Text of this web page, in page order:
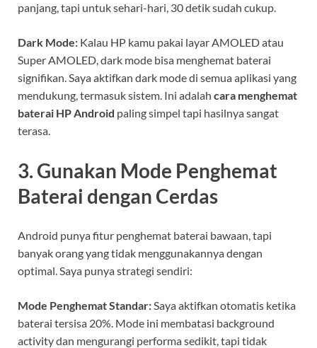
panjang, tapi untuk sehari-hari, 30 detik sudah cukup.
Dark Mode: Kalau HP kamu pakai layar AMOLED atau
Super AMOLED, dark mode bisa menghemat baterai
signifikan. Saya aktifkan dark mode di semua aplikasi yang
mendukung, termasuk sistem. Ini adalah cara menghemat
baterai HP Android paling simpel tapi hasilnya sangat
terasa.
3. Gunakan Mode Penghemat
Baterai dengan Cerdas
Android punya fitur penghemat baterai bawaan, tapi
banyak orang yang tidak menggunakannya dengan
optimal. Saya punya strategi sendiri:
Mode Penghemat Standar: Saya aktifkan otomatis ketika
baterai tersisa 20%. Mode ini membatasi background
activity dan mengurangi performa sedikit, tapi tidak